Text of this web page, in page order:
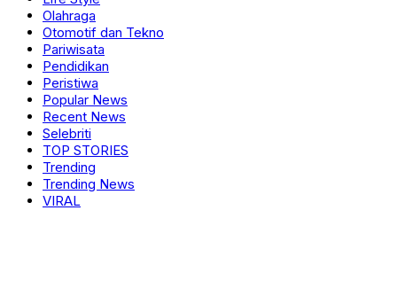
Olahraga
Otomotif dan Tekno
Pariwisata
Pendidikan
Peristiwa
Popular News
Recent News
Selebriti
TOP STORIES
Trending
Trending News
VIRAL